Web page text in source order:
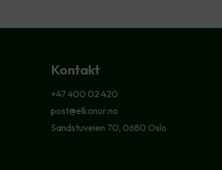
Kontakt
+47 400 02 420
post@elkonor.no
Sandstuveien 70, 0680 Oslo